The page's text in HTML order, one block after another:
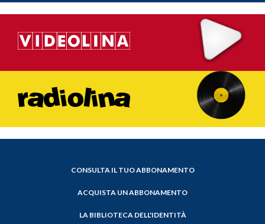
CONSULTA IL TUO ABBONAMENTO
ACQUISTA UN ABBONAMENTO
LA BIBLIOTECA DELL'IDENTITÀ